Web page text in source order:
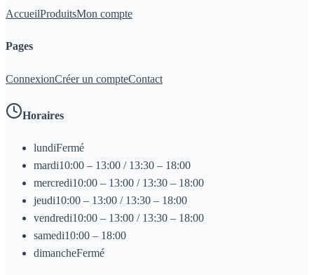
AccueilProduitsMon compte
Pages
ConnexionCréer un compteContact
Horaires
lundiFermé
mardi10:00 – 13:00 / 13:30 – 18:00
mercredi10:00 – 13:00 / 13:30 – 18:00
jeudi10:00 – 13:00 / 13:30 – 18:00
vendredi10:00 – 13:00 / 13:30 – 18:00
samedi10:00 – 18:00
dimancheFermé